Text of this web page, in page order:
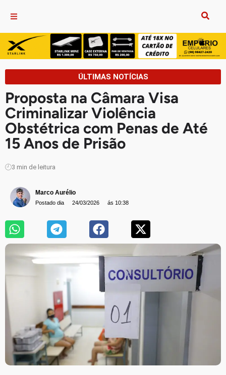
ÚLTIMAS NOTÍCIAS
Proposta na Câmara Visa
Criminalizar Violência
Obstétrica com Penas de Até
15 Anos de Prisão
3 min de leitura
Marco Aurélio
Postado dia 24/03/2026 ás 10:38